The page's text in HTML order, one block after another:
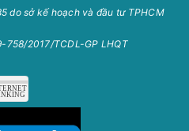
do sở kế hoạch và đầu tư TPHCM
758/2017/TCDL-GP LHQT